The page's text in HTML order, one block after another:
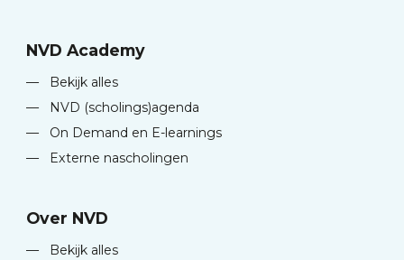
NVD Academy
—
Bekijk alles
—
NVD (scholings)agenda
—
On Demand en E-learnings
—
Externe nascholingen
Over NVD
—
Bekijk alles